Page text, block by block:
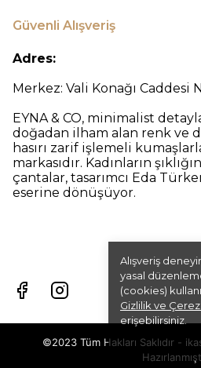
Alışveriş
yasal
(cookies)
Gizlilik ve Çerez
erişebilirsiniz.
Güvenli Alışveriş
Adres:
Merkez: Vali Konağı Caddesi
EYNA & CO, minimalist
doğadan ilham alan renk ve
hasırı zarif işlemeli
markasıdır. Kadınların
çantalar, tasarımcı Eda
eserine dönüşüyor.
©2023 Tüm Hakları Saklıdır -